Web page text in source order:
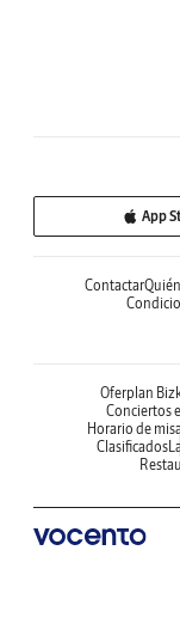
App
Contactar
Oferplan
Conciertos
Horario de
Clasificados